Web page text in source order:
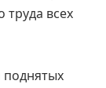
труда всех
поднятых